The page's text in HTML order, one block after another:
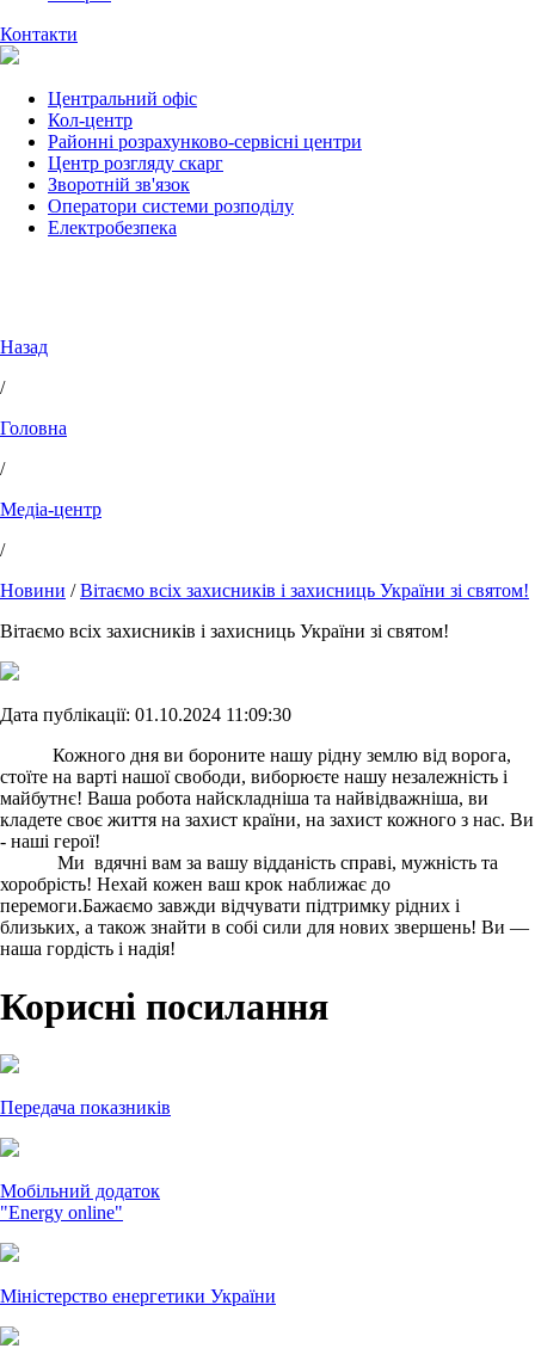
Контакти
Центральний офіс
Кол-центр
Районні розрахунково-сервісні центри
Центр розгляду скарг
Зворотній зв'язок
Оператори системи розподілу
Електробезпека
Назад
/
Головна
/
Медіа-центр
/
Новини /Вітаємо всіх захисників і захисниць України зі святом!
Вітаємо всіх захисників і захисниць України зі святом!
Дата публікації: 01.10.2024 11:09:30
Кожного дня ви бороните нашу рідну землю від ворога,
стоїте на варті нашої свободи, виборюєте нашу незалежність і
майбутнє! Ваша робота найскладніша та найвідважніша, ви
кладете своє життя на захист країни, на захист кожного з нас. Ви
- наші герої!
Ми вдячні вам за вашу відданість справі, мужність та
хоробрість! Нехай кожен ваш крок наближає до
перемоги.Бажаємо завжди відчувати підтримку рідних і
близьких, а також знайти в собі сили для нових звершень! Ви —
наша гордість і надія!
Корисні посилання
Передача показників
Мобільний додаток
"Energy online"
Міністерство енергетики України